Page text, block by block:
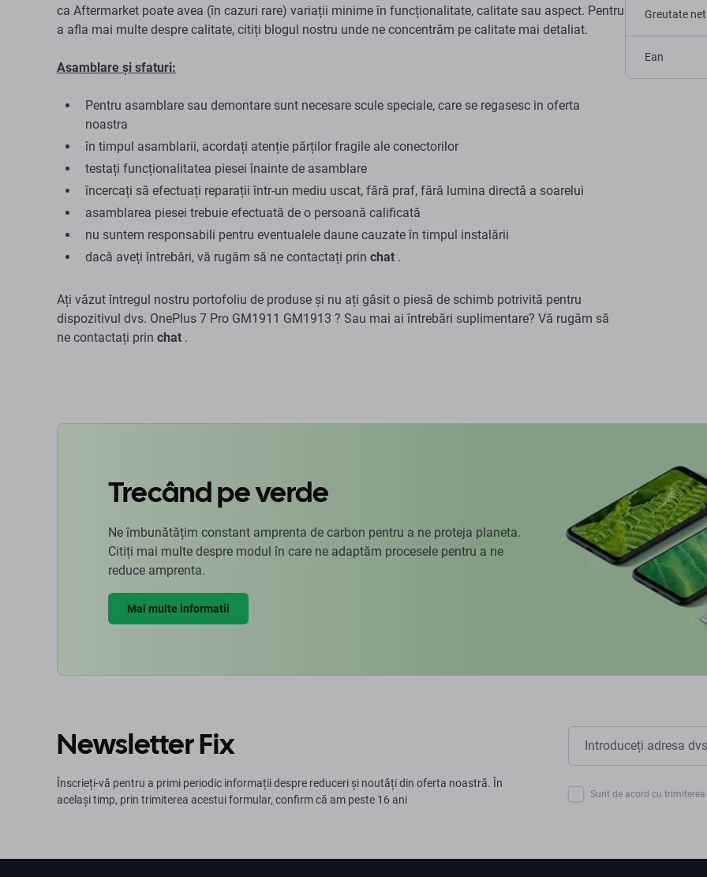
ca Aftermarket poate avea (în cazuri rare) variații minime în funcționalitate, calitate sau aspect. Pentru
a afla mai multe despre calitate, citiți blogul nostru unde ne concentrăm pe calitate mai detaliat.
Asamblare și sfaturi:
Pentru asamblare sau demontare sunt necesare scule speciale, care se regasesc in oferta
noastra
în timpul asamblarii, acordați atenție părților fragile ale conectorilor
testați funcționalitatea piesei înainte de asamblare
încercați să efectuați reparații într-un mediu uscat, fără praf, fără lumina directă a soarelui
asamblarea piesei trebuie efectuată de o persoană calificată
nu suntem responsabili pentru eventualele daune cauzate în timpul instalării
dacă aveți întrebări, vă rugăm să ne contactați prin chat .
Ați văzut întregul nostru portofoliu de produse și nu ați găsit o piesă de schimb potrivită pentru
dispozitivul dvs. OnePlus 7 Pro GM1911 GM1913 ? Sau mai ai întrebări suplimentare? Vă rugăm să
ne contactați prin chat .
Greutate
Ean
Trecând pe verde
Ne îmbunătățim constant amprenta de carbon pentru a ne proteja planeta.
Citiți mai multe despre modul în care ne adaptăm procesele pentru a ne
reduce amprenta.
Mai multe informatii
Newsletter Fix
Înscrieți-vă pentru a primi periodic informații despre reduceri și noutăți din oferta noastră. În
același timp, prin trimiterea acestui formular, confirm că am peste 16 ani
Sunt de acord cu